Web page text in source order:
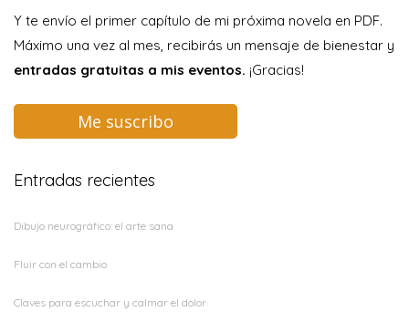
Y te envío el primer capítulo de mi próxima novela en PDF.
Máximo una vez al mes, recibirás un mensaje de bienestar y
entradas gratuitas a mis eventos. ¡Gracias!
Me suscribo
Entradas recientes
Dibujo neurográfico: el arte sana
Fluir con el cambio
Claves para escuchar y calmar el dolor